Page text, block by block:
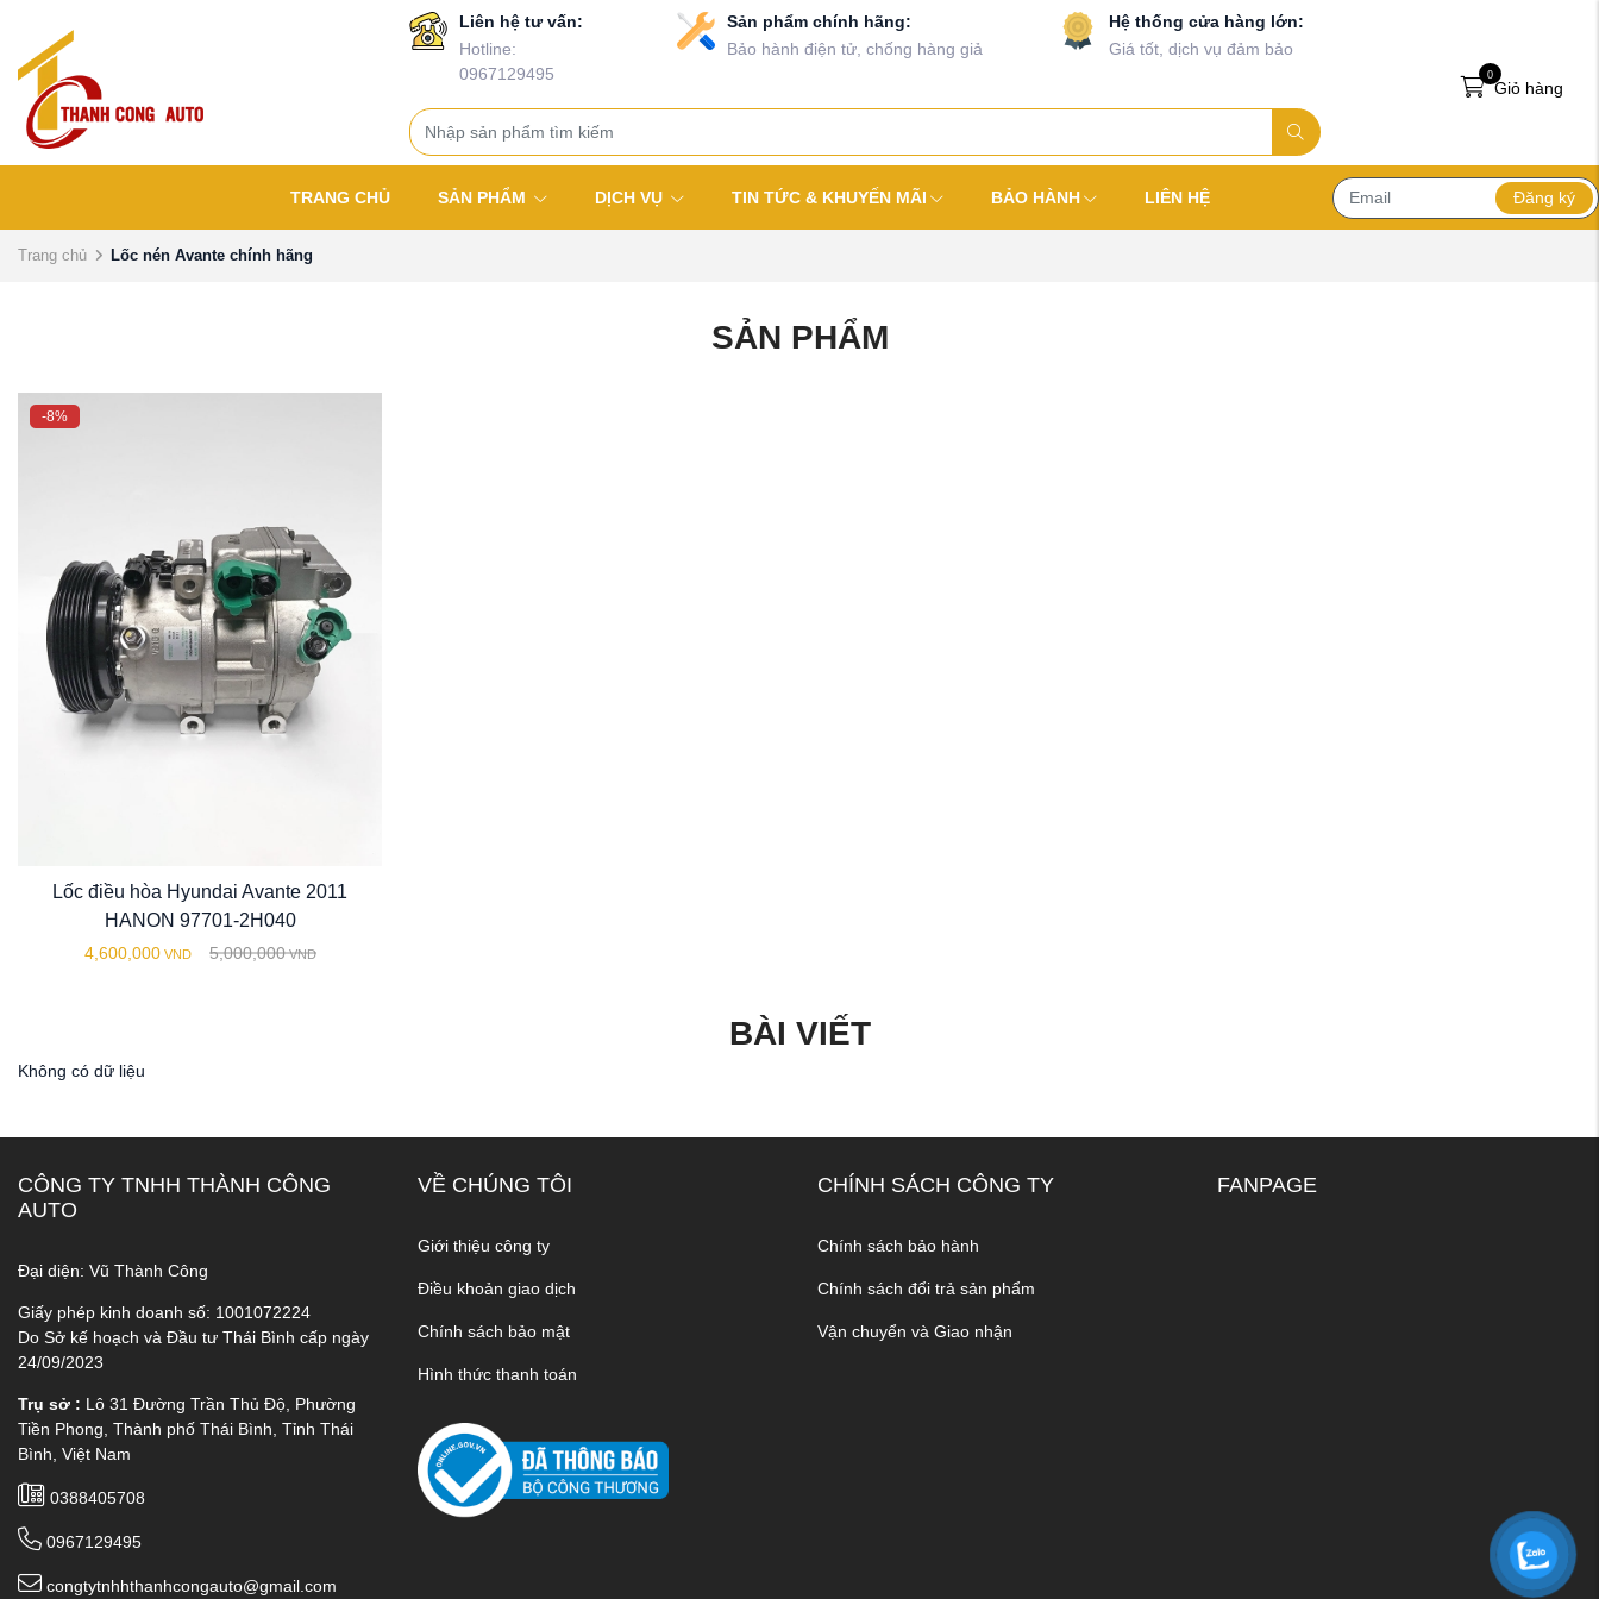
Liên hệ tư vấn:
Hotline:
0967129495
Sản phẩm chính hãng:
Bảo hành điện tử, chống hàng giả
Hệ thống cửa hàng lớn:
Giá tốt, dịch vụ đảm bảo
Giỏ hàng
0
TRANG CHỦ SẢN PHẨM DỊCH VỤ TIN TỨC & KHUYẾN MÃI BẢO HÀNH LIÊN HỆ Đăng ký
Trang chủ Lốc nén Avante chính hãng
SẢN PHẨM
-8%
Lốc điều hòa Hyundai Avante 2011
HANON 97701-2H040
4,600,000 VND 5,000,000 VND
BÀI VIẾT
Không có dữ liệu
CÔNG TY TNHH THÀNH CÔNG
AUTO
Đại diện: Vũ Thành Công
Giấy phép kinh doanh số: 1001072224
Do Sở kế hoạch và Đầu tư Thái Bình cấp ngày
24/09/2023
Trụ sở : Lô 31 Đường Trần Thủ Độ, Phường
Tiền Phong, Thành phố Thái Bình, Tỉnh Thái
Bình, Việt Nam
0388405708
0967129495
congtytnhhthanhcongauto@gmail.com
VỀ CHÚNG TÔI
Giới thiệu công ty
Điều khoản giao dịch
Chính sách bảo mật
Hình thức thanh toán
CHÍNH SÁCH CÔNG TY
Chính sách bảo hành
Chính sách đổi trả sản phẩm
Vận chuyển và Giao nhận
FANPAGE